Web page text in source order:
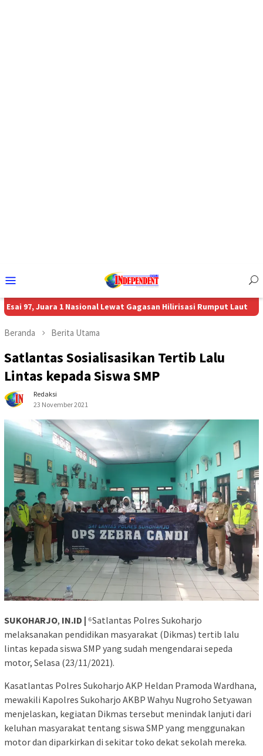
Mobile
1 Nasional Lewat Gagasan Hilirisasi Rumput Laut Aon
Beranda Berita Utama
Satlantas Sosialisasikan Tertib Lalu
Lintas kepada Siswa SMP
Redaksi
23 November 2021
SUKOHARJO, IN.ID | ⁶Satlantas Polres Sukoharjo
melaksanakan pendidikan masyarakat (Dikmas) tertib lalu
lintas kepada siswa SMP yang sudah mengendarai sepeda
motor, Selasa (23/11/2021).
Kasatlantas Polres Sukoharjo AKP Heldan Pramoda Wardhana,
mewakili Kapolres Sukoharjo AKBP Wahyu Nugroho Setyawan
menjelaskan, kegiatan Dikmas tersebut menindak lanjuti dari
keluhan masyarakat tentang siswa SMP yang menggunakan
motor dan diparkirkan di sekitar toko dekat sekolah mereka.